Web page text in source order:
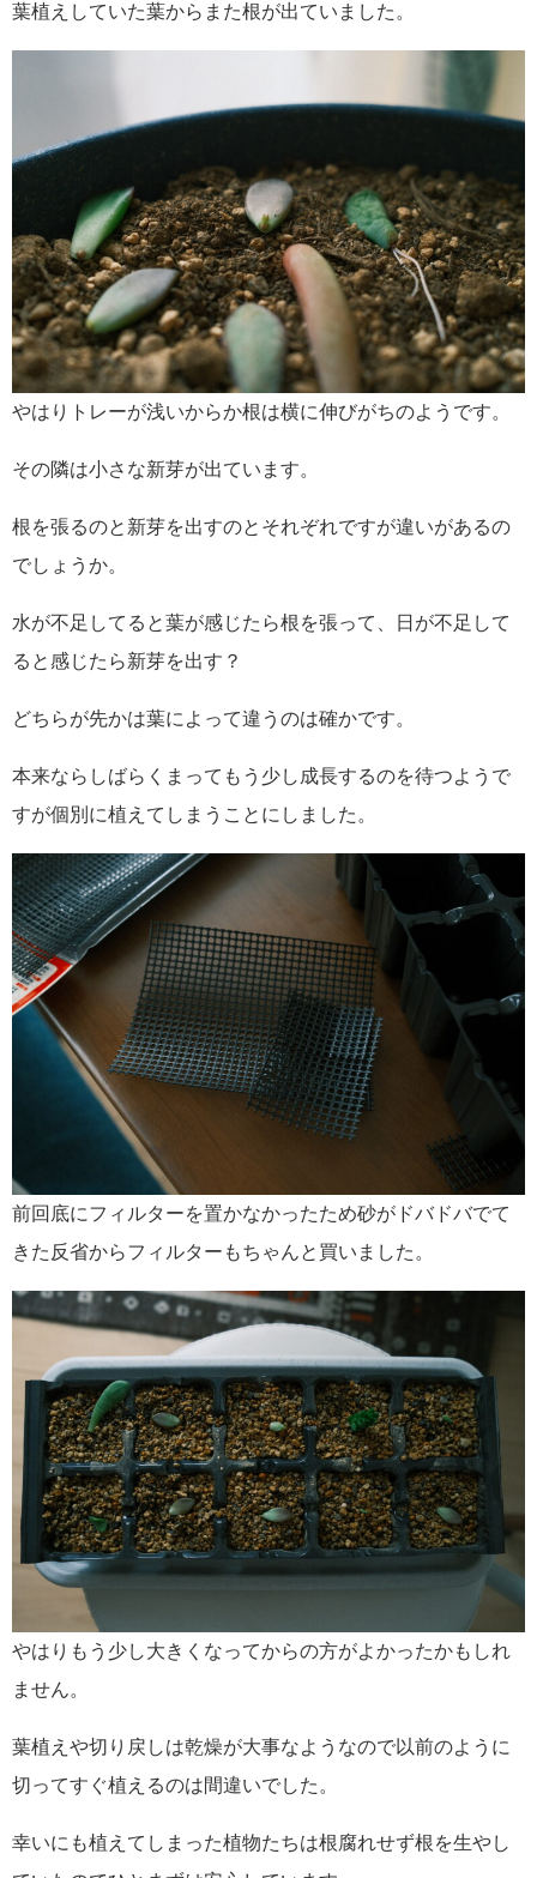
葉植えしていた葉からまた根が出ていました。
やはりトレーが浅いからか根は横に伸びがちのようです。
その隣は小さな新芽が出ています。
根を張るのと新芽を出すのとそれぞれですが違いがあるの
でしょうか。
水が不足してると葉が感じたら根を張って、日が不足して
ると感じたら新芽を出す？
どちらが先かは葉によって違うのは確かです。
本来ならしばらくまってもう少し成長するのを待つようで
すが個別に植えてしまうことにしました。
前回底にフィルターを置かなかったため砂がドバドバでて
きた反省からフィルターもちゃんと買いました。
やはりもう少し大きくなってからの方がよかったかもしれ
ません。
葉植えや切り戻しは乾燥が大事なようなので以前のように
切ってすぐ植えるのは間違いでした。
幸いにも植えてしまった植物たちは根腐れせず根を生やし